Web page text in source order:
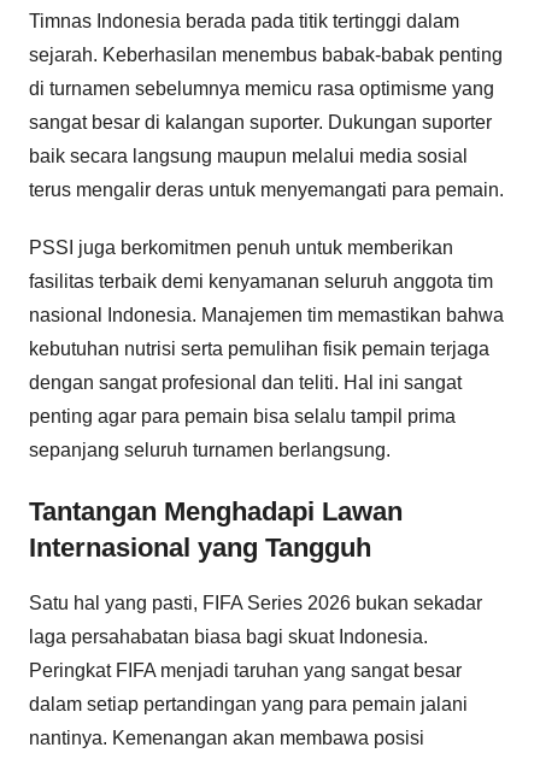
Timnas Indonesia berada pada titik tertinggi dalam
sejarah. Keberhasilan menembus babak-babak penting
di turnamen sebelumnya memicu rasa optimisme yang
sangat besar di kalangan suporter. Dukungan suporter
baik secara langsung maupun melalui media sosial
terus mengalir deras untuk menyemangati para pemain.
PSSI juga berkomitmen penuh untuk memberikan
fasilitas terbaik demi kenyamanan seluruh anggota tim
nasional Indonesia. Manajemen tim memastikan bahwa
kebutuhan nutrisi serta pemulihan fisik pemain terjaga
dengan sangat profesional dan teliti. Hal ini sangat
penting agar para pemain bisa selalu tampil prima
sepanjang seluruh turnamen berlangsung.
Tantangan Menghadapi Lawan
Internasional yang Tangguh
Satu hal yang pasti, FIFA Series 2026 bukan sekadar
laga persahabatan biasa bagi skuat Indonesia.
Peringkat FIFA menjadi taruhan yang sangat besar
dalam setiap pertandingan yang para pemain jalani
nantinya. Kemenangan akan membawa posisi